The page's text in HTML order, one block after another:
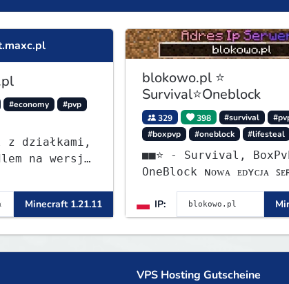
#economy
#pvp
z działkami,
na wersję
Minecraft 1.21.11
blokowo.pl ⭐
Survival⭐Oneblock
329 398 #survival
#boxpvp
#oneblock #lifesteal
■■⭐ - Survival, BoxPvP,
OneBlock ɴᴏᴡᴀ ᴇᴅʏᴄᴊᴀ ꜱᴇʀᴡᴇʀᴀ
ᴡʏꜱᴛᴀʀᴛᴏᴡᴀʟᴀ!
IP:
VPS Hosting Gutscheine